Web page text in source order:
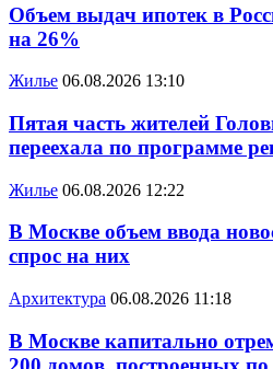
Объем выдач ипотек в
на 26%
Жилье 06.08.2026 13:10
Пятая часть жителей
переехала по программе
Жилье 06.08.2026 12:22
В Москве объем ввода
спрос на них
Архитектура 06.08.2026 11:18
В Москве капитально